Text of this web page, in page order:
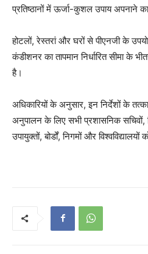
प्रतिष्ठानों में ऊर्जा-कुशल उपाय अपनाने
होटलों, रेस्तरां और घरों से पीएनजी के
कंडीशनर का तापमान निर्धारित सीमा के
है।
अधिकारियों के अनुसार, इन निर्देशों के
अनुपालन के लिए सभी प्रशासनिक सचिवों,
उपायुक्तों, बोर्डों, निगमों और